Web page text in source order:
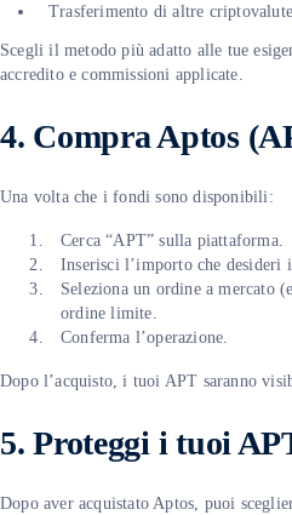
Trasferimento di altre
Scegli il metodo più adatto alle tue
accredito e commissioni applicate.
4. Compra Aptos
Una volta che i fondi sono disponibili:
Cerca “APT” sulla piattaforma.
Inserisci l’importo che desideri
Seleziona un ordine a mercato
ordine limite.
Conferma l’operazione.
Dopo l’acquisto, i tuoi APT saranno
5. Proteggi i tuoi
Dopo aver acquistato Aptos, puoi